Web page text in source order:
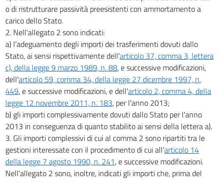
Tabella C
Tabella E
o di ristrutturare passività preesistenti con ammortamento a
carico dello Stato.
2. Nell'allegato 2 sono indicati:
a) l'adeguamento degli importi dei trasferimenti dovuti dallo
Stato, ai sensi rispettivamente dell'articolo 37, comma 3, lettera
c), della legge 9 marzo 1989, n. 88, e successive modificazioni,
dell'articolo 59, comma 34, della legge 27 dicembre 1997, n.
449, e successive modificazioni, e dell'articolo 2, comma 4, della
legge 12 novembre 2011, n. 183, per l'anno 2013;
b) gli importi complessivamente dovuti dallo Stato per l'anno
2013 in conseguenza di quanto stabilito ai sensi della lettera a).
3. Gli importi complessivi di cui al comma 2 sono ripartiti tra le
gestioni interessate con il procedimento di cui all'articolo 14
della legge 7 agosto 1990, n. 241, e successive modificazioni.
Nell'allegato 2 sono, inoltre, indicati gli importi che, prima del